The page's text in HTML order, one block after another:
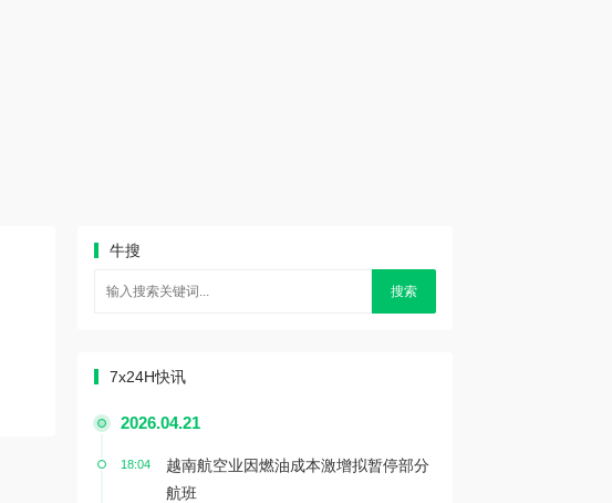
牛搜
搜索
7x24H快讯
2026.04.21
18:04
越南航空业因燃油成本激增拟暂停部分
航班